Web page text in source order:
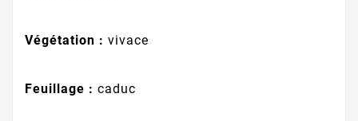
Végétation : vivace
Feuillage : caduc